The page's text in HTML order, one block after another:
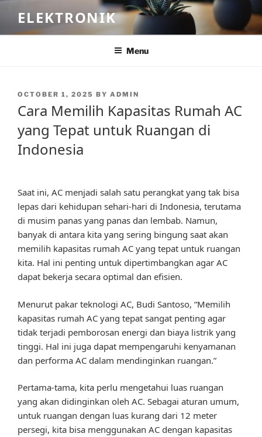
content
ELEKTRONIK
Menu
POSTED
OCTOBER 1, 2025 BY ADMIN
Cara Memilih Kapasitas Rumah AC
yang Tepat untuk Ruangan di
Indonesia
Saat ini, AC menjadi salah satu perangkat yang tak bisa
lepas dari kehidupan sehari-hari di Indonesia, terutama
di musim panas yang panas dan lembab. Namun,
banyak di antara kita yang sering bingung saat akan
memilih kapasitas rumah AC yang tepat untuk ruangan
kita. Hal ini penting untuk dipertimbangkan agar AC
dapat bekerja secara optimal dan efisien.
Menurut pakar teknologi AC, Budi Santoso, “Memilih
kapasitas rumah AC yang tepat sangat penting agar
tidak terjadi pemborosan energi dan biaya listrik yang
tinggi. Hal ini juga dapat mempengaruhi kenyamanan
dan performa AC dalam mendinginkan ruangan.”
Pertama-tama, kita perlu mengetahui luas ruangan
yang akan didinginkan oleh AC. Sebagai aturan umum,
untuk ruangan dengan luas kurang dari 12 meter
persegi, kita bisa menggunakan AC dengan kapasitas